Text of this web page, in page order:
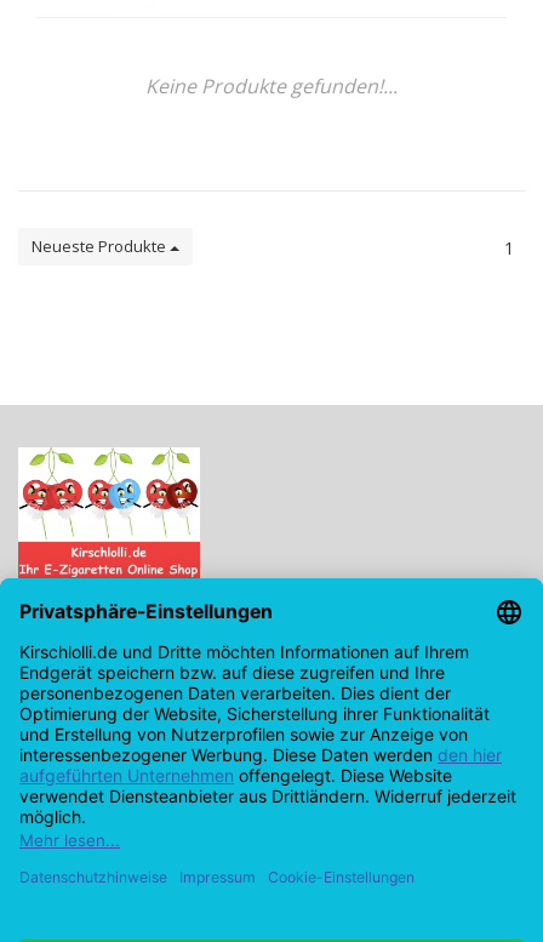
Keine Produkte gefunden!...
Neueste Produkte 1
Kirschlolli.de - Ihr E-Zigaretten Online Shop
Kirchplatz 7, 96114 Hirschaid
0171 - 6124207
info@kirschlolli.de
USt-IdNr.: DE321609131
Kundendienst